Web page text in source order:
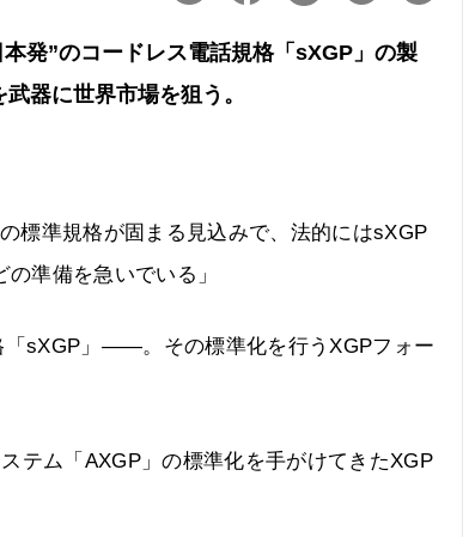
発”のコードレス電話規格「sXGP」の製
器に世界市場を狙う。
標準規格が固まる見込みで、法的にはsXGP
準備を急いでいる」
「sXGP」――。その標準化を行うXGPフォー
テム「AXGP」の標準化を手がけてきたXGP